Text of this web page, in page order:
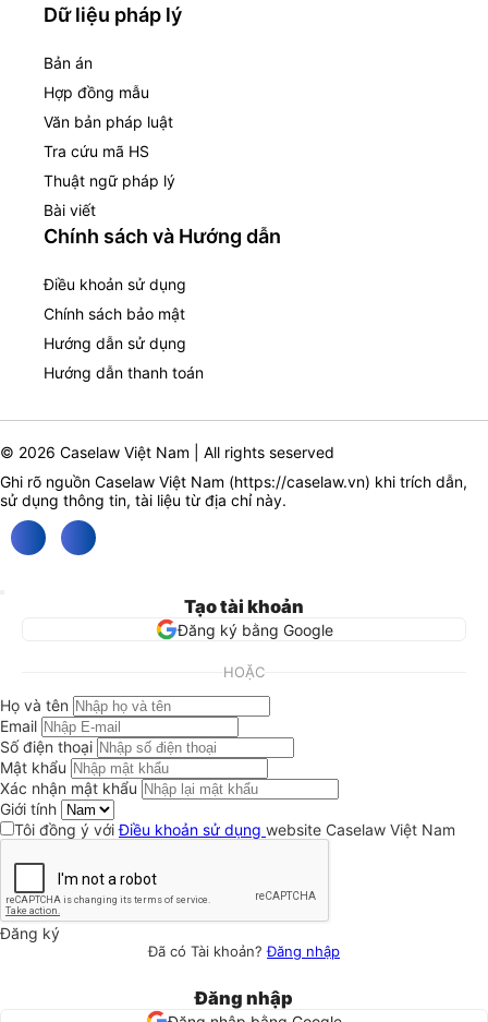
Dữ liệu pháp lý
Bản án
Hợp đồng mẫu
Văn bản pháp luật
Tra cứu mã HS
Thuật ngữ pháp lý
Bài viết
Chính sách và Hướng dẫn
Điều khoản sử dụng
Chính sách bảo mật
Hướng dẫn sử dụng
Hướng dẫn thanh toán
© 2026 Caselaw Việt Nam | All rights seserved
Ghi rõ nguồn Caselaw Việt Nam (https://caselaw.vn) khi trích dẫn,
sử dụng thông tin, tài liệu từ địa chỉ này.
Tạo tài khoản
Đăng ký bằng Google
HOẶC
Họ và tên
Email
Số điện thoại
Mật khẩu
Xác nhận mật khẩu
Giới tính
Tôi đồng ý vớiĐiều khoản sử dụng website Caselaw Việt Nam
Đăng ký
Đã có Tài khoản?Đăng nhập
Đăng nhập